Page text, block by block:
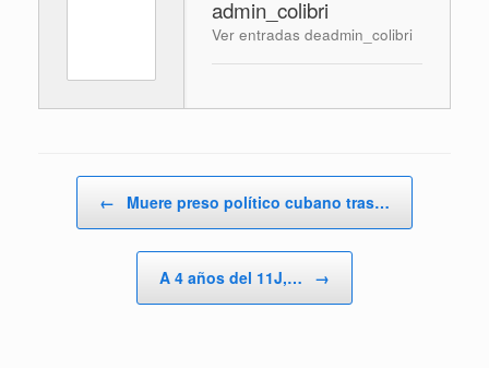
admin_colibri
Ver entradas deadmin_colibri
← Muere preso político cubano tras…
A 4 años del 11J,… →